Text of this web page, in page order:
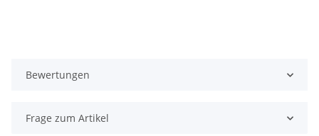
Bewertungen
Frage zum Artikel